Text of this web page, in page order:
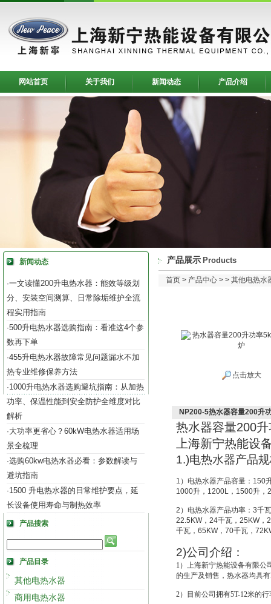
网站首页 关于我们 新闻动态 产品介绍
新闻动态
·一文读懂200升电热水器：能效等级划
分、安装空间测算、日常除垢维护全流
程实用指南
·500升电热水器选购指南：看准这4个参
数再下单
·455升电热水器故障常见问题漏水不加
热专业维修保养方法
·1000升电热水器选购避坑指南：从加热
功率、保温性能到安全防护全维度对比
解析
·大功率更省心？60kW电热水器适用场
景全梳理
·选购60kw电热水器必看：参数解读与
避坑指南
·1500 升电热水器的日常维护要点，延
长设备使用寿命与制热效率
产品搜索
产品目录
其他电热水器
商用电热水器
产品展示 Products
首页 > 产品中心 > > 其他电热水
点击放大
NP200-5热水器容量200升
热水器容量200
上海新宁热能设
1.)电热水器产品
1 ）电热水器产品容量： 150
1000升 ， 1200L ， 1500升 ，
2 ）电热水器产品功率： 3千
22.5KW， 24千瓦， 25KW，
千瓦， 65KW， 70千瓦，
2)公司介绍：
1 ）上海新宁热能设备有限公
的生产及销售，热水器均具
2）目前公司拥有5T-12米的